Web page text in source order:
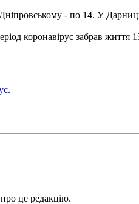
- по 14. У
коронавірус забрав життя
.
це редакцію.